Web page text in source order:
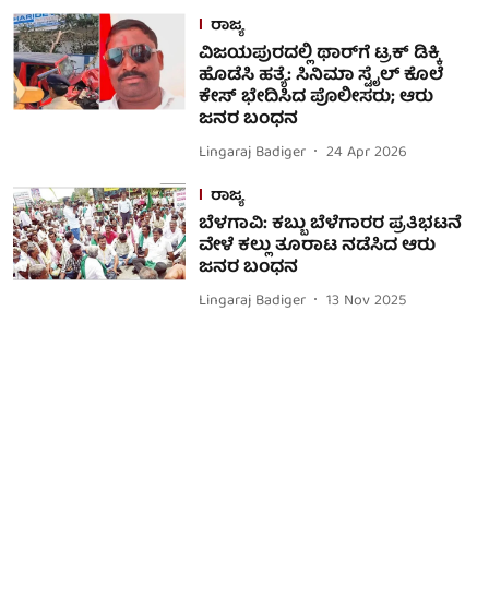
ರಾಜ್ಯ
ವಿಜಯಪುರದಲ್ಲಿ ಥಾರ್​​ಗೆ ಟ್ರಕ್ ಡಿಕ್ಕಿ
ಹೊಡೆಸಿ ಹತ್ಯೆ: ಸಿನಿಮಾ ಸ್ಟೈಲ್​​ ಕೊಲೆ
ಕೇಸ್​ ಭೇದಿಸಿದ ಪೊಲೀಸರು; ಆರು
ಜನರ ಬಂಧನ
Lingaraj Badiger
24 Apr 2026
ರಾಜ್ಯ
ಬೆಳಗಾವಿ: ಕಬ್ಬು ಬೆಳೆಗಾರರ ಪ್ರತಿಭಟನೆ
ವೇಳೆ ಕಲ್ಲು ತೂರಾಟ ನಡೆಸಿದ ಆರು
ಜನರ ಬಂಧನ
Lingaraj Badiger 13 Nov 2025